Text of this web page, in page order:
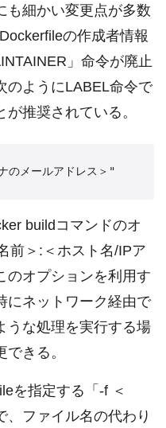
も細かい変更点が多数
の作成者情報
」命令が廃止
のようにLABEL命令で
推奨されている。
buildコマンドのオ
前＞:＜ホスト名/IPア
のオプションを利用す
にネットワーク経由で
うな処理を実行する場
きる。
を指定する「-f ＜
、ファイル名の代わり